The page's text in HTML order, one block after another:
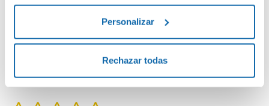
Personalizar
Rechazar todas
Cuéntanos tu opinión
¡Sé el primero en valorar este producto!